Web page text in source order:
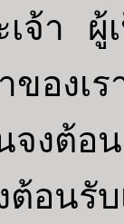
จ้า ผู้
ของเร
งต้อ
อนรับ